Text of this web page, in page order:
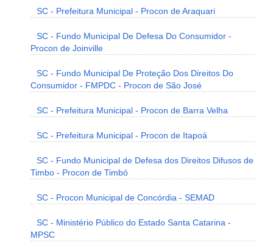
SC - Prefeitura Municipal - Procon de Araquari
SC - Fundo Municipal De Defesa Do Consumidor -
Procon de Joinville
SC - Fundo Municipal De Proteção Dos Direitos Do
Consumidor - FMPDC - Procon de São José
SC - Prefeitura Municipal - Procon de Barra Velha
SC - Prefeitura Municipal - Procon de Itapoá
SC - Fundo Municipal de Defesa dos Direitos Difusos de
Timbo - Procon de Timbó
SC - Procon Municipal de Concórdia - SEMAD
SC - Ministério Público do Estado Santa Catarina -
MPSC